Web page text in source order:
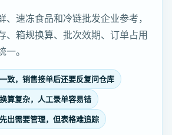
、速冻食品和冷链批发企业参考，
、箱规换算、批次效期、订单占用
。
致，销售接单后还要反复问仓库
算复杂，人工录单容易错
出需要管理，但表格难追踪